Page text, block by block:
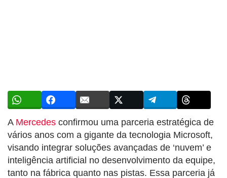
A Mercedes confirmou uma parceria estratégica de
vários anos com a gigante da tecnologia Microsoft,
visando integrar soluções avançadas de ‘nuvem’ e
inteligência artificial no desenvolvimento da equipe,
tanto na fábrica quanto nas pistas. Essa parceria já